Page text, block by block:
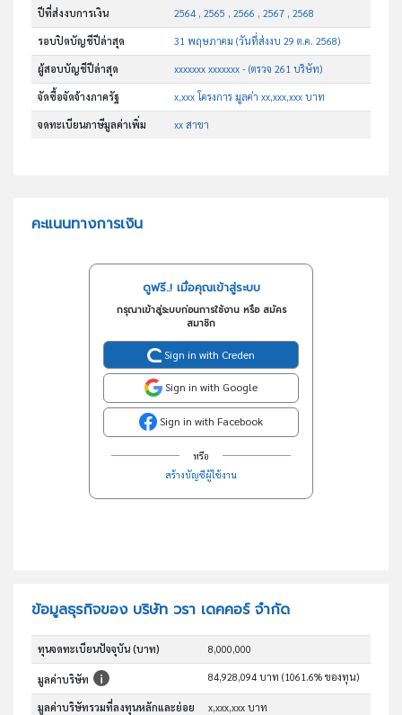
ปีที่ส่งงบการเงิน 2564 , 2565 , 2566 , 2567 , 2568
รอบปิดบัญชีปีล่าสุด 31 พฤษภาคม (วันที่ส่งงบ 29 ต.ค. 2568)
ผู้สอบบัญชีปีล่าสุด xxxxxxx xxxxxxx - (ตรวจ 261 บริษัท)
จัดซื้อจัดจ้างภาครัฐ x,xxx โครงการ มูลค่า xx,xxx,xxx บาท
จดทะเบียนภาษีมูลค่าเพิ่ม xx สาขา
คะแนนทางการเงิน
ดูฟรี..! เมื่อคุณเข้าสู่ระบบ
กรุณาเข้าสู่ระบบก่อนการใช้งาน หรือ สมัคร
สมาชิก
Sign in with Creden
Sign in with Google
Sign in with Facebook
หรือ
สร้างบัญชีผู้ใช้งาน
ข้อมูลธุรกิจของ บริษัท วรา เดคคอร์ จำกัด
ทุนจดทะเบียนปัจจุบัน (บาท) 8,000,000
มูลค่าบริษัท 84,928,094 บาท (1061.6% ของทุน)
มูลค่าบริษัทรวมที่ลงทุนหลักและย่อย x,xxx,xxx บาท